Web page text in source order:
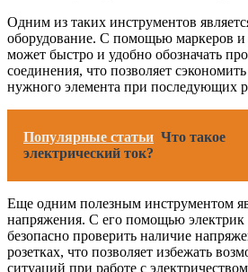
Одним из таких инструментов
оборудование. С помощью маркеров и
может быстро и удобно обозначать
соединения, что позволяет
нужного элемента при последующих
Популярные статьи Что такое
электрический ток?
Еще одним полезным инструментом
напряжения. С его помощью
безопасно проверить наличие
розетках, что позволяет избежать
ситуаций при работе с